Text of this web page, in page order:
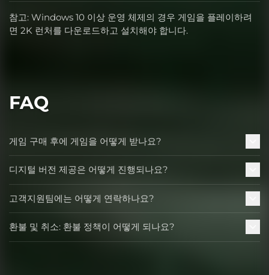
참고: Windows 10 이상 운영 체제의 경우 게임을 플레이하려
면 2K 런처를 다운로드하고 설치해야 합니다.
FAQ
게임 구매 후에 게임을 어떻게 받나요?
디지털 버전 제공은 어떻게 진행되나요?
고객지원팀에는 어떻게 연락하나요?
환불 및 취소: 환불 정책이 어떻게 되나요?